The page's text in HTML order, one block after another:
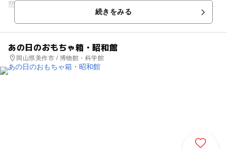
憩いの場としても活用されています。 ぶどう狩り出来る品種は
続きをみる
あの日のおもちゃ箱・昭和館
岡山県美作市 / 博物館・科学館